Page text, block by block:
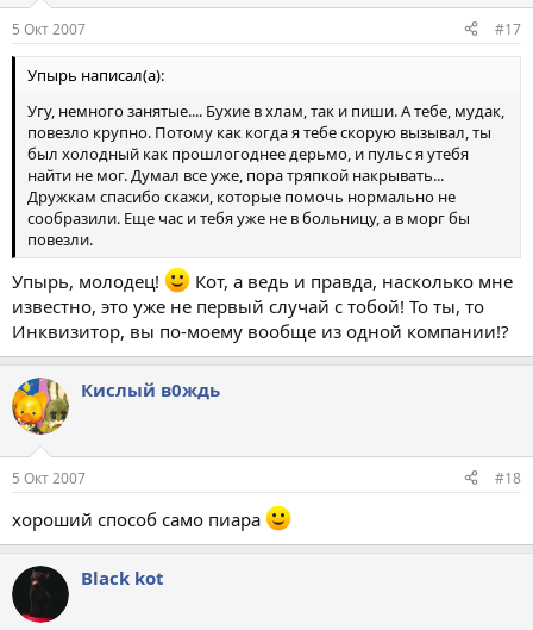
5 Окт 2007 #17
Упырь написал(а):
Угу, немного занятые.... Бухие в хлам, так и пиши. А тебе, мудак,
повезло крупно. Потому как когда я тебе скорую вызывал, ты
был холодный как прошлогоднее дерьмо, и пульс я утебя
найти не мог. Думал все уже, пора тряпкой накрывать...
Дружкам спасибо скажи, которые помочь нормально не
сообразили. Еще час и тебя уже не в больницу, а в морг бы
повезли.
Упырь, молодец!
Кот, а ведь и правда, насколько мне
известно, это уже не первый случай с тобой! То ты, то
Инквизитор, вы по-моему вообще из одной компании!?
Кислый в0ждь
5 Окт 2007 #18
хороший способ само пиара
Black kot